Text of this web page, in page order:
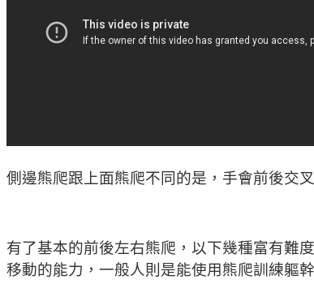
側邊熊爬跟上面熊爬不同的是，手會前後交
有了基本的前後左右熊爬，以下幾種富有難
移動的能力，一般人則是能使用熊爬訓練軀